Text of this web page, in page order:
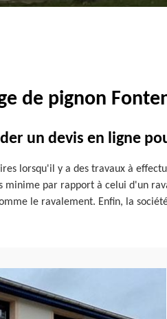
de pignon
un devis en ligne
lorsqu'il y a des travaux à
minime par rapport à celui d'un
le ravalement. Enfin, la